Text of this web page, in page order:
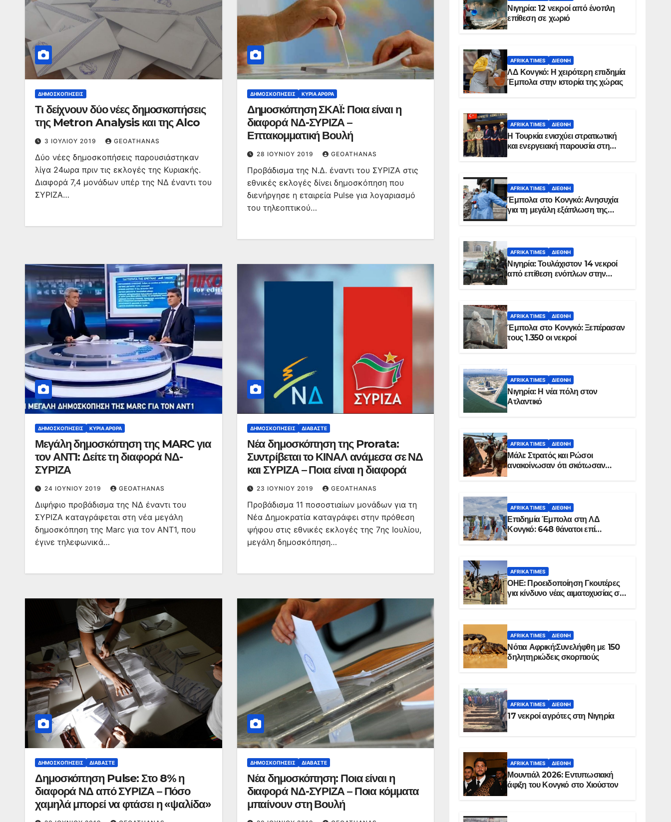
ΔΗΜΟΣΚΟΠΉΣΕΙΣ
Τι δείχνουν δύο νέες δημοσκοπήσεις
της Metron Analysis και της Alco
3 ΙΟΥΛΊΟΥ 2019 GEOATHANAS
Δύο νέες δημοσκοπήσεις παρουσιάστηκαν
λίγα 24ωρα πριν τις εκλογές της Κυριακής.
Διαφορά 7,4 μονάδων υπέρ της ΝΔ έναντι του
ΣΥΡΙΖΑ…
ΔΗΜΟΣΚΟΠΉΣΕΙΣ ΚΥΡΙΑ ΑΡΘΡΑ
Δημοσκόπηση ΣΚΑΪ: Ποια είναι η
διαφορά ΝΔ-ΣΥΡΙΖΑ –
Επτακομματική Βουλή
28 ΙΟΥΝΊΟΥ 2019 GEOATHANAS
Προβάδισμα της Ν.Δ. έναντι του ΣΥΡΙΖΑ στις
εθνικές εκλογές δίνει δημοσκόπηση που
διενήργησε η εταιρεία Pulse για λογαριασμό
του τηλεοπτικού…
ΔΗΜΟΣΚΟΠΉΣΕΙΣ ΚΥΡΙΑ ΑΡΘΡΑ
Μεγάλη δημοσκόπηση της MARC για
τον ΑΝΤ1: Δείτε τη διαφορά ΝΔ-
ΣΥΡΙΖΑ
24 ΙΟΥΝΊΟΥ 2019 GEOATHANAS
Διψήφιο προβάδισμα της ΝΔ έναντι του
ΣΥΡΙΖΑ καταγράφεται στη νέα μεγάλη
δημοσκόπηση της Marc για τον ΑΝΤ1, που
έγινε τηλεφωνικά…
ΔΗΜΟΣΚΟΠΉΣΕΙΣ ΔΙΑΒΆΣΤΕ
Νέα δημοσκόπηση της Prorata:
Συντρίβεται το ΚΙΝΑΛ ανάμεσα σε ΝΔ
και ΣΥΡΙΖΑ – Ποια είναι η διαφορά
23 ΙΟΥΝΊΟΥ 2019 GEOATHANAS
Προβάδισμα 11 ποσοστιαίων μονάδων για τη
Νέα Δημοκρατία καταγράφει στην πρόθεση
ψήφου στις εθνικές εκλογές της 7ης Ιουλίου,
μεγάλη δημοσκόπηση…
ΔΗΜΟΣΚΟΠΉΣΕΙΣ ΔΙΑΒΆΣΤΕ
Δημοσκόπηση Pulse: Στο 8% η
διαφορά ΝΔ από ΣΥΡΙΖΑ – Πόσο
χαμηλά μπορεί να φτάσει η «ψαλίδα»
ΔΗΜΟΣΚΟΠΉΣΕΙΣ ΔΙΑΒΆΣΤΕ
Νέα δημοσκόπηση: Ποια είναι η
διαφορά ΝΔ-ΣΥΡΙΖΑ – Ποια κόμματα
μπαίνουν στη Βουλή
Νιγηρία: 12 νεκροί από ένοπλη
επίθεση σε χωριό
AFRIKA TIMES ΔΙΕΘΝΉ
ΛΔ Κονγκό: Η χειρότερη επιδημία
Έμπολα στην ιστορία της χώρας
AFRIKA TIMES ΔΙΕΘΝΉ
Η Τουρκία ενισχύει στρατιωτική
και ενεργειακή παρουσία στη
AFRIKA TIMES ΔΙΕΘΝΉ
Έμπολα στο Κονγκό: Ανησυχία
για τη μεγάλη εξάπλωση της
AFRIKA TIMES ΔΙΕΘΝΉ
Νιγηρία: Τουλάχιστον 14 νεκροί
από επίθεση ενόπλων στην
AFRIKA TIMES ΔΙΕΘΝΉ
Έμπολα στο Κονγκό: Ξεπέρασαν
τους 1.350 οι νεκροί
AFRIKA TIMES ΔΙΕΘΝΉ
Νιγηρία: Η νέα πόλη στον
Ατλαντικό
AFRIKA TIMES ΔΙΕΘΝΉ
Μάλι: Στρατός και Ρώσοι
ανακοίνωσαν ότι σκότωσαν
AFRIKA TIMES ΔΙΕΘΝΉ
Επιδημία Έμπολα στη ΛΔ
Κονγκό: 648 θάνατοι επί
AFRIKA TIMES
ΟΗΕ: Προειδοποίηση Γκουτέρες
για κίνδυνο νέας αιματοχυσίας στο
AFRIKA TIMES ΔΙΕΘΝΉ
Νότια Αφρική:Συνελήφθη με 150
δηλητηριώδεις σκορπιούς
AFRIKA TIMES ΔΙΕΘΝΉ
17 νεκροί αγρότες στη Νιγηρία
AFRIKA TIMES ΔΙΕΘΝΉ
Μουντιάλ 2026: Εντυπωσιακή
άφιξη του Κονγκό στο Χιούστον